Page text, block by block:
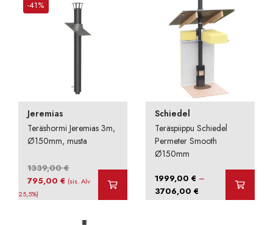
-41%
Jeremias
Teräshormi Jeremias 3m,
Ø150mm, musta
1339,00€
Alkuperäinen
hinta
795,00€ Nykyinen
795,00 €.
(sis. Alv
25,5%)
Schiedel
Teräspiippu Schiedel
Permeter Smooth
Ø150mm
1999,00€ –
3706,00€ Hintaluokka:
1999,00 €